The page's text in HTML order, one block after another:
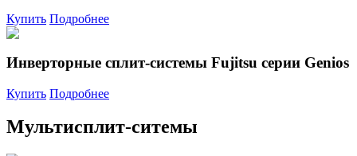
Купить Подробнее
Инверторные сплит-системы Fujitsu серии Genios
Купить Подробнее
Мультисплит-ситемы